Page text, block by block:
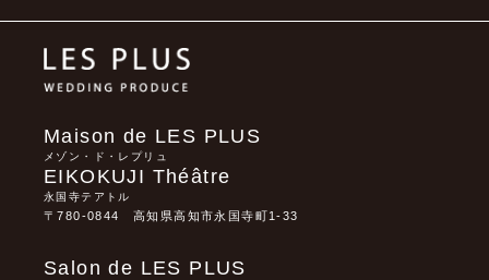
Maison de LES PLUS
メゾン・ド・レプリュ
EIKOKUJI Théâtre
永国寺テアトル
〒780-0844 高知県高知市永国寺町1-33
Salon de LES PLUS